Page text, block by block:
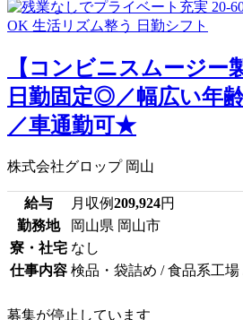
【コンビニスムージー
日勤固定◎／幅広い年
／車通勤可★
株式会社グロップ 岡山
給与 月収例209,924円
勤務地
岡山県 岡山市
寮・社宅 なし
仕事内容 検品・袋詰め / 食品系工場
募集が停止しています